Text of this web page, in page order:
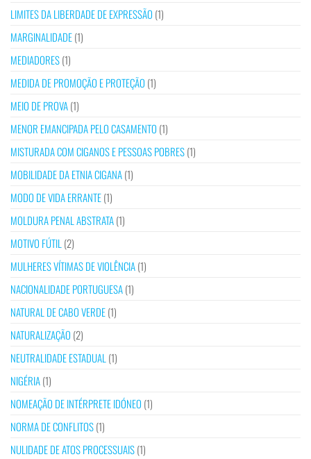
LIMITES DA LIBERDADE DE EXPRESSÃO (1)
MARGINALIDADE(1)
MEDIADORES(1)
MEDIDA DE PROMOÇÃO E PROTEÇÃO (1)
MEIO DE PROVA(1)
MENOR EMANCIPADA PELO CASAMENTO (1)
MISTURADA COM CIGANOS E PESSOAS POBRES(1)
MOBILIDADE DA ETNIA CIGANA(1)
MODO DE VIDA ERRANTE(1)
MOLDURA PENAL ABSTRATA(1)
MOTIVO FÚTIL (2)
MULHERES VÍTIMAS DE VIOLÊNCIA(1)
NACIONALIDADE PORTUGUESA(1)
NATURAL DE CABO VERDE(1)
NATURALIZAÇÃO (2)
NEUTRALIDADE ESTADUAL (1)
NIGÉRIA(1)
NOMEAÇÃO DE INTÉRPRETE IDÓNEO (1)
NORMA DE CONFLITOS(1)
NULIDADE DE ATOS PROCESSUAIS(1)